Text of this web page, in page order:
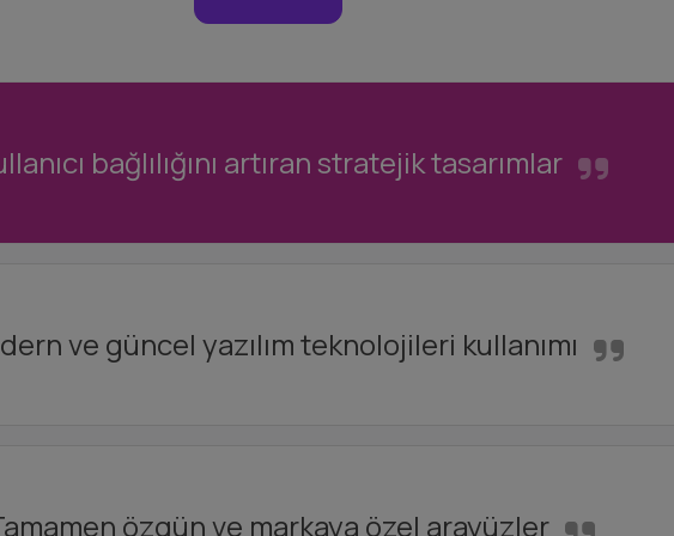
bağlılığını artıran stratejik tasarımlar
ve güncel yazılım teknolojileri kullanımı
özgün ve markaya özel arayüzler